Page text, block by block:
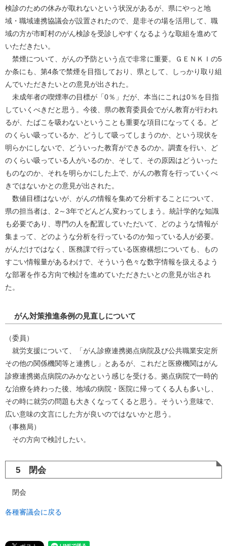
検診のための休みが取れないという状況があるが、県にやっと地
域・職域連携協議会が設置されたので、是非その場を活用して、職
域の方が市町村のがん検診を受診しやすくなるような取組を進めて
いただきたい。
禁煙について、がんの予防という点で非常に重要。ＧＥＮＫＩの5
か条にも、第4条で禁煙を目指しており、県として、しっかり取り組
んでいただきたいとの意見が出された。
未成年者の喫煙率の目標が「0％」だが、本当にこれは0％を目指
していくべきだと思う。今後、県の教育委員会でがん教育が行われ
るが、たばこを吸わないということも重要な項目になってくる。ど
のくらい吸っているか、どうして吸ってしまうのか、という現状を
明らかにしないで、どういった教育ができるのか。調査を行い、ど
のくらい吸っている人がいるのか、そして、その原因はどういった
ものなのか、それを明らかにした上で、がんの教育を行っていくべ
きではないかとの意見が出された。
数値目標はないが、がんの情報を集めて分析することについて、
県の担当者は、2～3年でどんどん変わってしまう。統計学的な知識
も必要であり、専門の人を配置していただいて、どのような情報が
集まって、どのような分析を行っているのか知っている人が必要。
がんだけではなく、医務課で行っている医療構想についても、もの
すごい情報量があるわけで、そういう色々な数字情報を扱えるよう
な部署を作る方向で検討を進めていただきたいとの意見が出され
た。
がん対策推進条例の見直しについて
（委員）
就労支援について、「がん診療連携拠点病院及び公共職業安定所
その他の関係機関等と連携し」とあるが、これだと医療機関はがん
診療連携拠点病院のみかなという感じを受ける。拠点病院で一時的
な治療を終わった後、地域の病院・医院に帰ってくる人も多いし、
その時に就労の問題も大きくなってくると思う。そういう意味で、
広い意味の文言にした方が良いのではないかと思う。
（事務局）
その方向で検討したい。
5 閉会
閉会
各種審議会に戻る